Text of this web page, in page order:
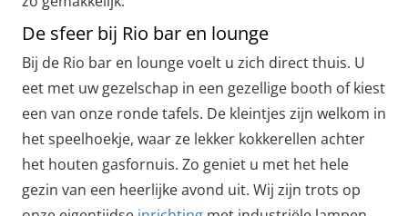
De sfeer bij Rio bar en lounge
Bij de Rio bar en lounge voelt u zich direct thuis. U
eet met uw gezelschap in een gezellige booth of kiest
een van onze ronde tafels. De kleintjes zijn welkom in
het speelhoekje, waar ze lekker kokkerellen achter
het houten gasfornuis. Zo geniet u met het hele
gezin van een heerlijke avond uit. Wij zijn trots op